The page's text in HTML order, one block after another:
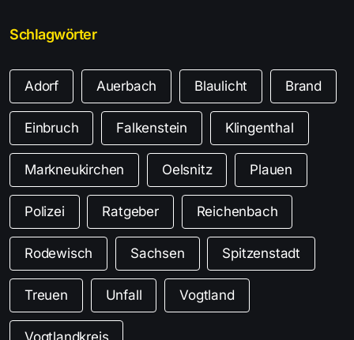
Schlagwörter
Adorf Auerbach Blaulicht Brand
Einbruch Falkenstein Klingenthal
Markneukirchen Oelsnitz Plauen
Polizei Ratgeber Reichenbach
Rodewisch Sachsen Spitzenstadt
Treuen Unfall Vogtland
Vogtlandkreis